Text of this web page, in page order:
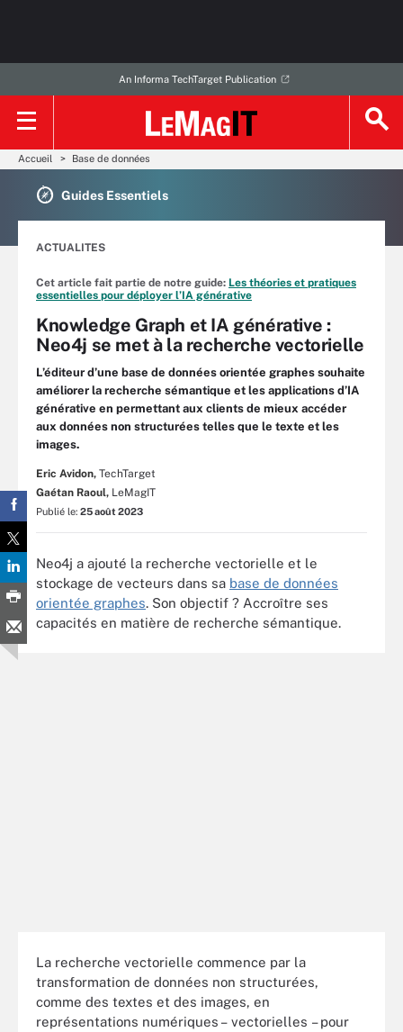
An Informa TechTarget Publication
Accueil Base de données
Guides Essentiels
ACTUALITES
Cet article fait partie de notre guide: Les théories et pratiques
essentielles pour déployer l’IA générative
Knowledge Graph et IA générative :
Neo4j se met à la recherche vectorielle
L’éditeur d’une base de données orientée graphes souhaite
améliorer la recherche sémantique et les applications d’IA
générative en permettant aux clients de mieux accéder
aux données non structurées telles que le texte et les
images.
Eric Avidon, TechTarget
Gaétan Raoul, LeMagIT
Publié le: 25 août 2023
Neo4j a ajouté la recherche vectorielle et le
stockage de vecteurs dans sa base de données
orientée graphes. Son objectif ? Accroître ses
capacités en matière de recherche sémantique.
La recherche vectorielle commence par la
transformation de données non structurées,
comme des textes et des images, en
représentations numériques – vectorielles – pour